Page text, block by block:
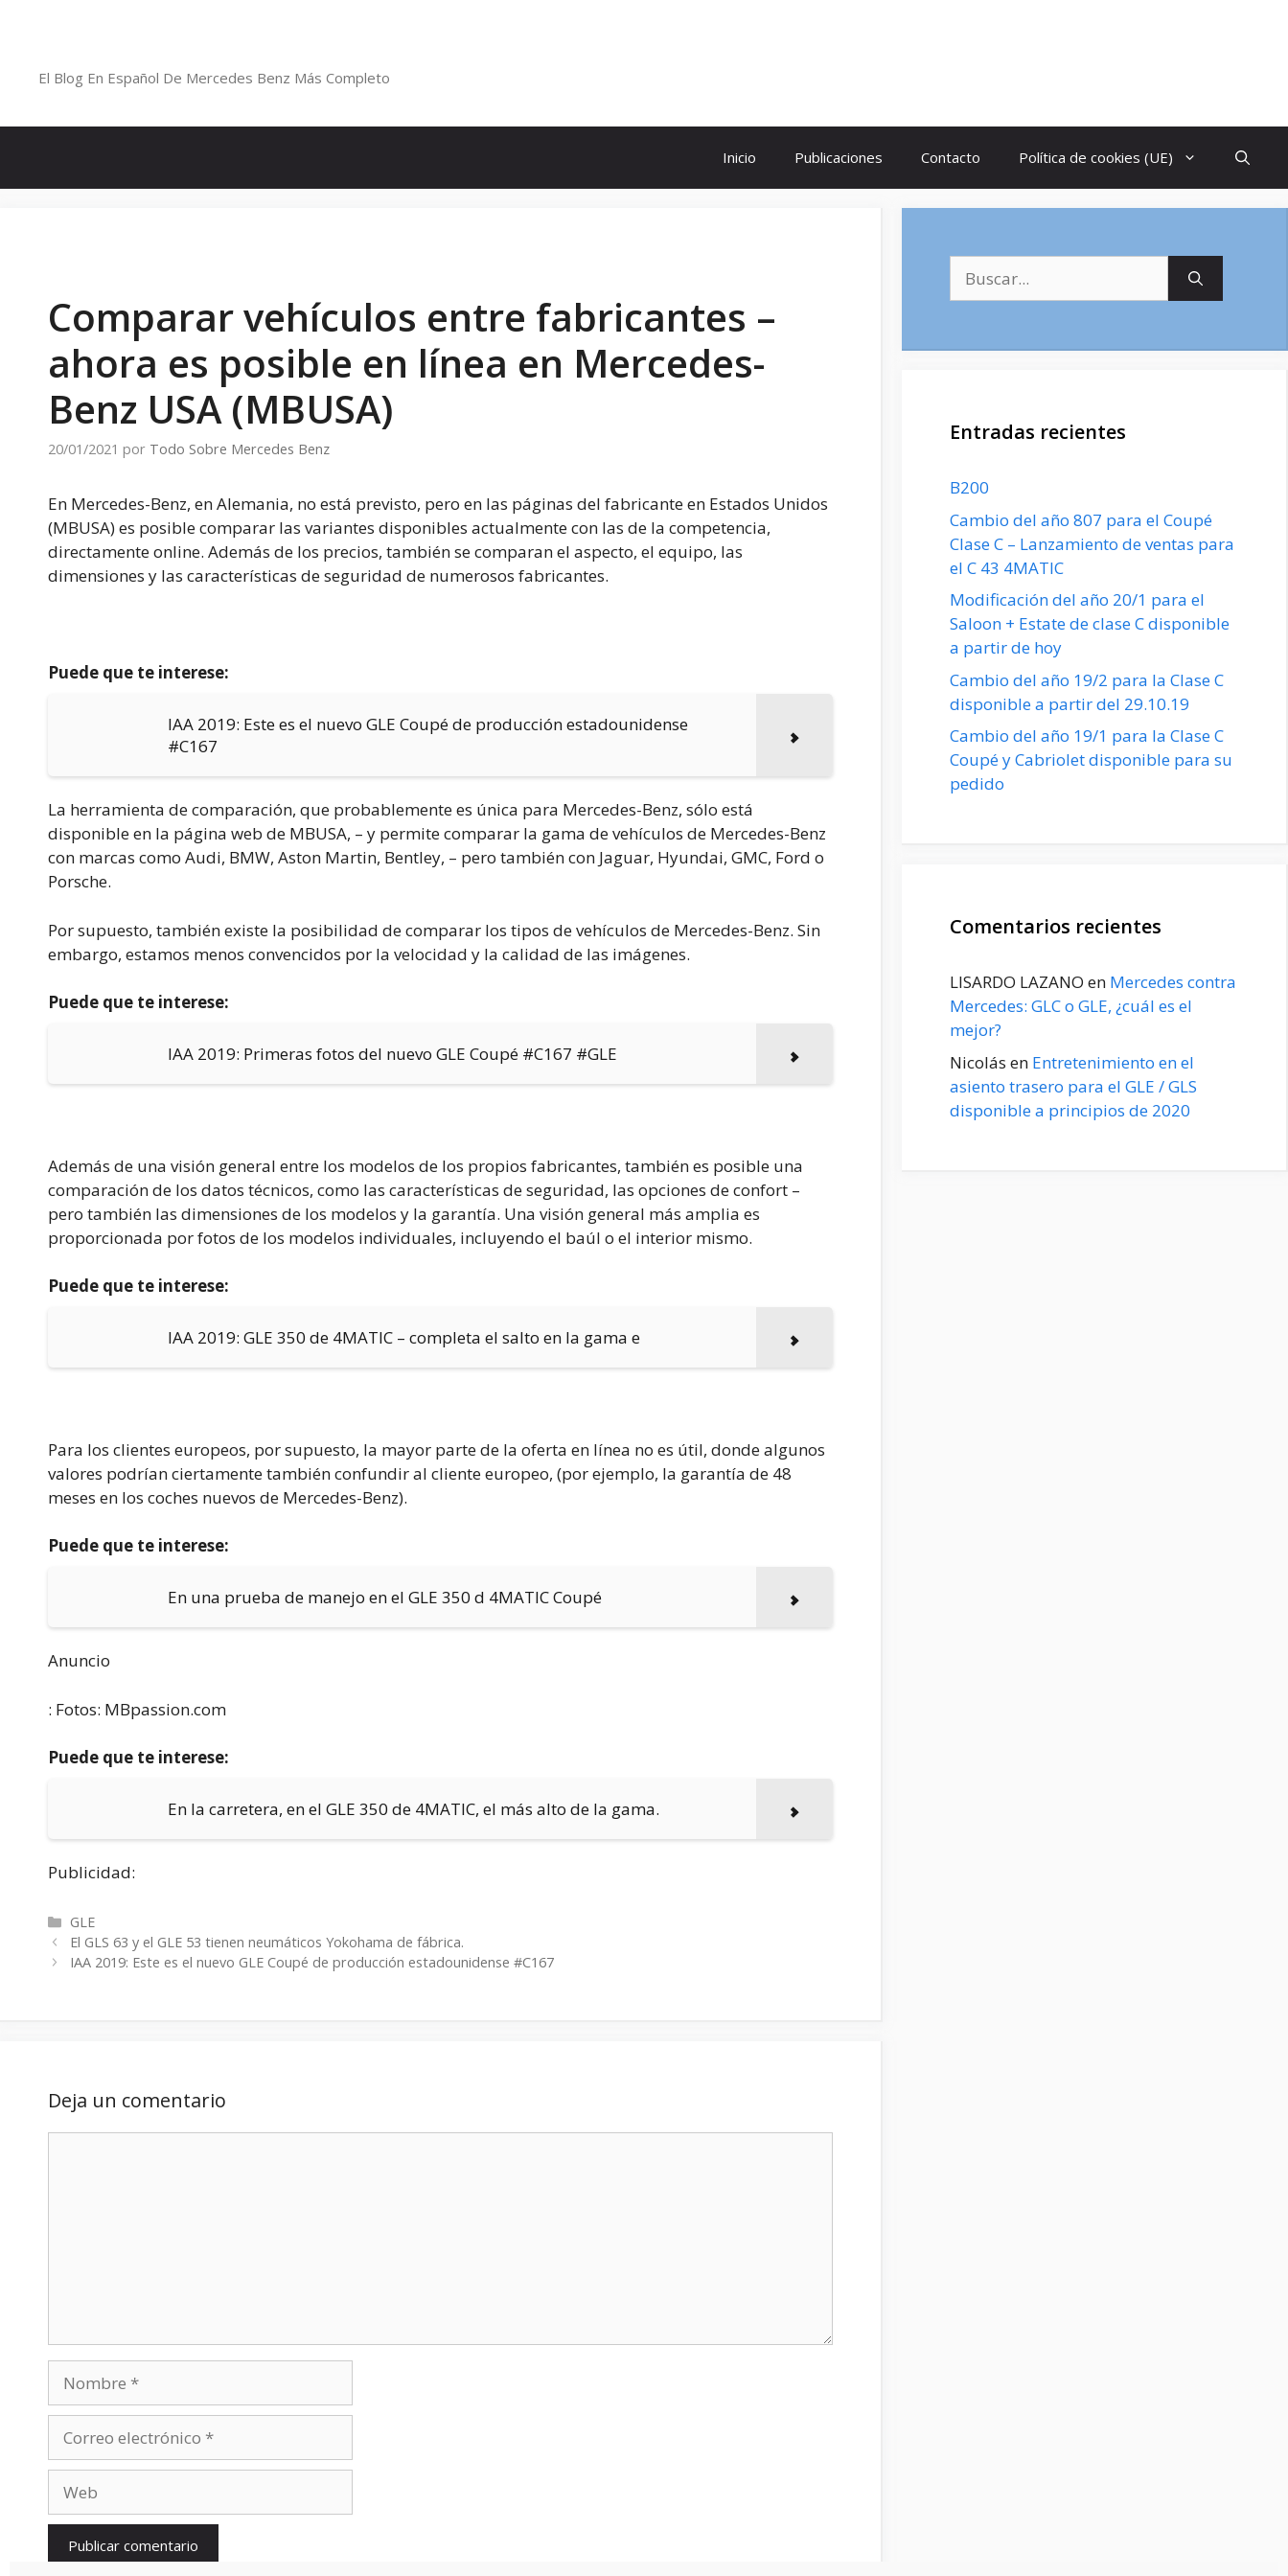
El Blog En Español De Mercedes Benz Más Completo
Inicio Publicaciones Contacto Política de cookies (UE)
Comparar vehículos entre fabricantes –
ahora es posible en línea en Mercedes-
Benz USA (MBUSA)
20/01/2021 por Todo Sobre Mercedes Benz
En Mercedes-Benz, en Alemania, no está previsto, pero en las páginas del fabricante en Estados Unidos
(MBUSA) es posible comparar las variantes disponibles actualmente con las de la competencia,
directamente online. Además de los precios, también se comparan el aspecto, el equipo, las
dimensiones y las características de seguridad de numerosos fabricantes.
Puede que te interese:
IAA 2019: Este es el nuevo GLE Coupé de producción estadounidense
#C167
La herramienta de comparación, que probablemente es única para Mercedes-Benz, sólo está
disponible en la página web de MBUSA, – y permite comparar la gama de vehículos de Mercedes-Benz
con marcas como Audi, BMW, Aston Martin, Bentley, – pero también con Jaguar, Hyundai, GMC, Ford o
Porsche.
Por supuesto, también existe la posibilidad de comparar los tipos de vehículos de Mercedes-Benz. Sin
embargo, estamos menos convencidos por la velocidad y la calidad de las imágenes.
Puede que te interese:
IAA 2019: Primeras fotos del nuevo GLE Coupé #C167 #GLE
Además de una visión general entre los modelos de los propios fabricantes, también es posible una
comparación de los datos técnicos, como las características de seguridad, las opciones de confort –
pero también las dimensiones de los modelos y la garantía. Una visión general más amplia es
proporcionada por fotos de los modelos individuales, incluyendo el baúl o el interior mismo.
Puede que te interese:
IAA 2019: GLE 350 de 4MATIC – completa el salto en la gama e
Para los clientes europeos, por supuesto, la mayor parte de la oferta en línea no es útil, donde algunos
valores podrían ciertamente también confundir al cliente europeo, (por ejemplo, la garantía de 48
meses en los coches nuevos de Mercedes-Benz).
Puede que te interese:
En una prueba de manejo en el GLE 350 d 4MATIC Coupé
Anuncio
: Fotos: MBpassion.com
Puede que te interese:
En la carretera, en el GLE 350 de 4MATIC, el más alto de la gama.
Publicidad:
Categorías
GLE
El GLS 63 y el GLE 53 tienen neumáticos Yokohama de fábrica.
IAA 2019: Este es el nuevo GLE Coupé de producción estadounidense #C167
Deja un comentario
electrónico
Entradas recientes
B200
Cambio del año 807 para el Coupé
Clase C – Lanzamiento de ventas para
el C 43 4MATIC
Modificación del año 20/1 para el
Saloon + Estate de clase C disponible
a partir de hoy
Cambio del año 19/2 para la Clase C
disponible a partir del 29.10.19
Cambio del año 19/1 para la Clase C
Coupé y Cabriolet disponible para su
pedido
Comentarios recientes
LISARDO LAZANO en Mercedes contra
Mercedes: GLC o GLE, ¿cuál es el
mejor?
Nicolás en Entretenimiento en el
asiento trasero para el GLE / GLS
disponible a principios de 2020